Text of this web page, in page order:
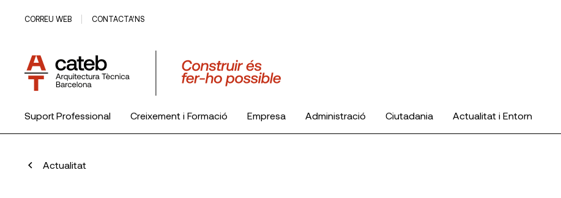
CORREU WEB CONTACTA’NS
Suport Professional Creixement i Formació Empresa Administració Ciutadania Actualitat i Entorn
Actualitat